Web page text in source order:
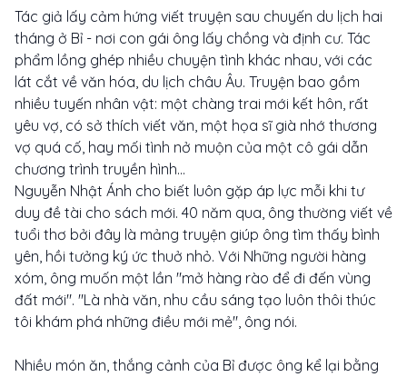
Tác giả lấy cảm hứng viết truyện sau chuyến du lịch hai
tháng ở Bỉ - nơi con gái ông lấy chồng và định cư. Tác
phẩm lồng ghép nhiều chuyện tình khác nhau, với các
lát cắt về văn hóa, du lịch châu Âu. Truyện bao gồm
nhiều tuyến nhân vật: một chàng trai mới kết hôn, rất
yêu vợ, có sở thích viết văn, một họa sĩ già nhớ thương
vợ quá cố, hay mối tình nở muộn của một cô gái dẫn
chương trình truyền hình...
Nguyễn Nhật Ánh cho biết luôn gặp áp lực mỗi khi tư
duy đề tài cho sách mới. 40 năm qua, ông thường viết về
tuổi thơ bởi đây là mảng truyện giúp ông tìm thấy bình
yên, hồi tưởng ký ức thuở nhỏ. Với Những người hàng
xóm, ông muốn một lần "mở hàng rào để đi đến vùng
đất mới". "Là nhà văn, nhu cầu sáng tạo luôn thôi thúc
tôi khám phá những điều mới mẻ", ông nói.
Nhiều món ăn, thắng cảnh của Bỉ được ông kể lại bằng